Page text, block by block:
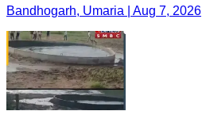
Bandhogarh, Umaria | Aug 7, 2026